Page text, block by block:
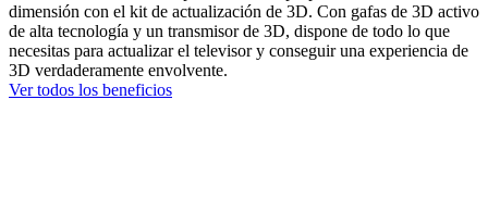
dimensión con el kit de actualización de 3D. Con gafas de 3D activo
de alta tecnología y un transmisor de 3D, dispone de todo lo que
necesitas para actualizar el televisor y conseguir una experiencia de
3D verdaderamente envolvente.
Ver todos los beneficios